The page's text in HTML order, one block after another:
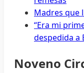
Madres que
“Era mi
despedida a
Noveno